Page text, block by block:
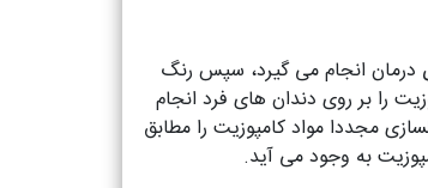
درمان انجام می گیرد، سپس رنگ
را بر روی دندان های فرد انجام
مجددا مواد کامپوزیت را مطابق
به وجود می آید.